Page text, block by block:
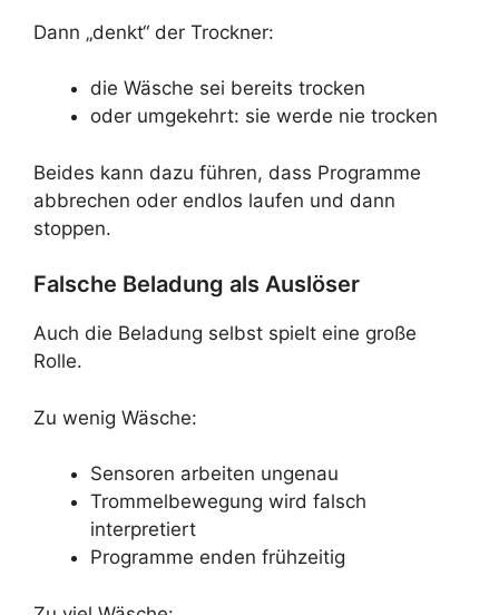
Dann „denkt“ der Trockner:
die Wäsche sei bereits trocken
oder umgekehrt: sie werde nie trocken
Beides kann dazu führen, dass Programme
abbrechen oder endlos laufen und dann
stoppen.
Falsche Beladung als Auslöser
Auch die Beladung selbst spielt eine große
Rolle.
Zu wenig Wäsche:
Sensoren arbeiten ungenau
Trommelbewegung wird falsch
interpretiert
Programme enden frühzeitig